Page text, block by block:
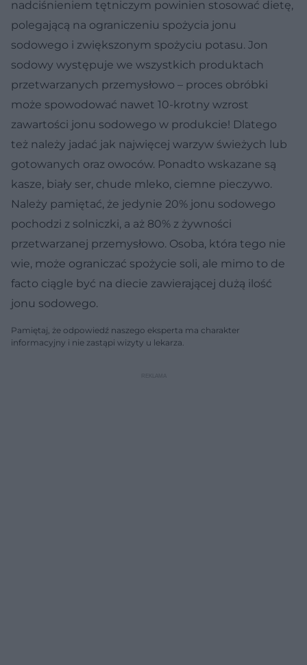
nadciśnieniem tętniczym powinien stosować dietę,
polegającą na ograniczeniu spożycia jonu
sodowego i zwiększonym spożyciu potasu. Jon
sodowy występuje we wszystkich produktach
przetwarzanych przemysłowo – proces obróbki
może spowodować nawet 10-krotny wzrost
zawartości jonu sodowego w produkcie! Dlatego
też należy jadać jak najwięcej warzyw świeżych lub
gotowanych oraz owoców. Ponadto wskazane są
kasze, biały ser, chude mleko, ciemne pieczywo.
Należy pamiętać, że jedynie 20% jonu sodowego
pochodzi z solniczki, a aż 80% z żywności
przetwarzanej przemysłowo. Osoba, która tego nie
wie, może ograniczać spożycie soli, ale mimo to de
facto ciągle być na diecie zawierającej dużą ilość
jonu sodowego.
Pamiętaj, że odpowiedź naszego eksperta ma charakter
informacyjny i nie zastąpi wizyty u lekarza.